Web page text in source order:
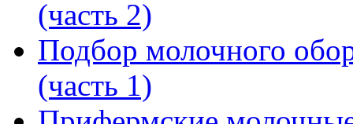
(часть 2)
Подбор молочного
(часть 1)